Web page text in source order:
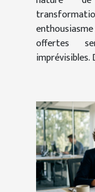
offertes
imprévisibles.